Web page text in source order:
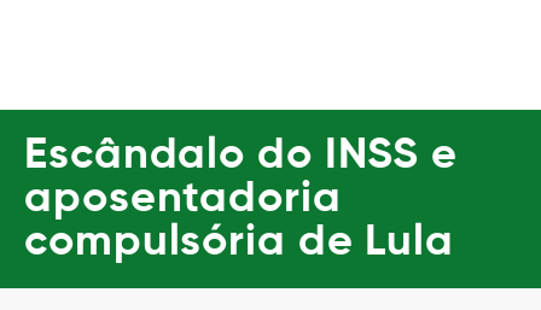
Escândalo do INSS e
aposentadoria
compulsória de Lula